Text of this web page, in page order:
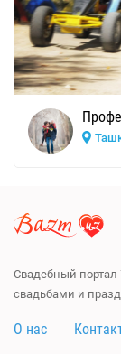
Свадебный портал
свадьбами и
О нас